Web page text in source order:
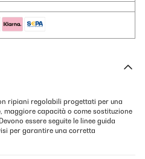
ripiani regolabili progettati per una
maggiore capacità o come sostituzione
essere seguite le linee guida
per garantire una corretta